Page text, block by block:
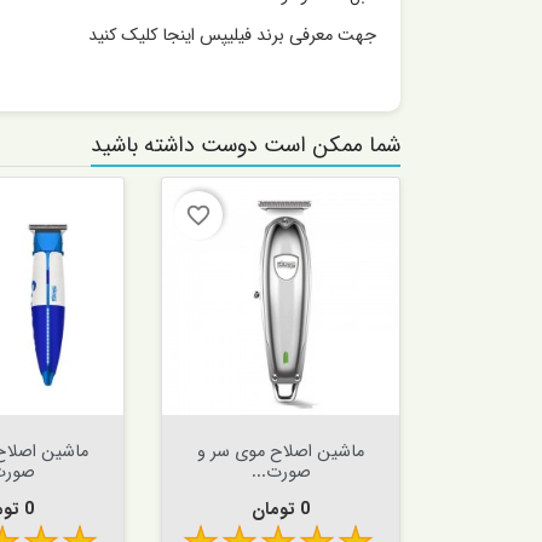
جهت معرفی برند فیلیپس اینجا کلیک کنید
شما ممکن است دوست داشته باشید
favorite_border
ماشین اصلاح موی سر و
صورت...
قیمت
0 تومان
ماشین
دی
0 تومان